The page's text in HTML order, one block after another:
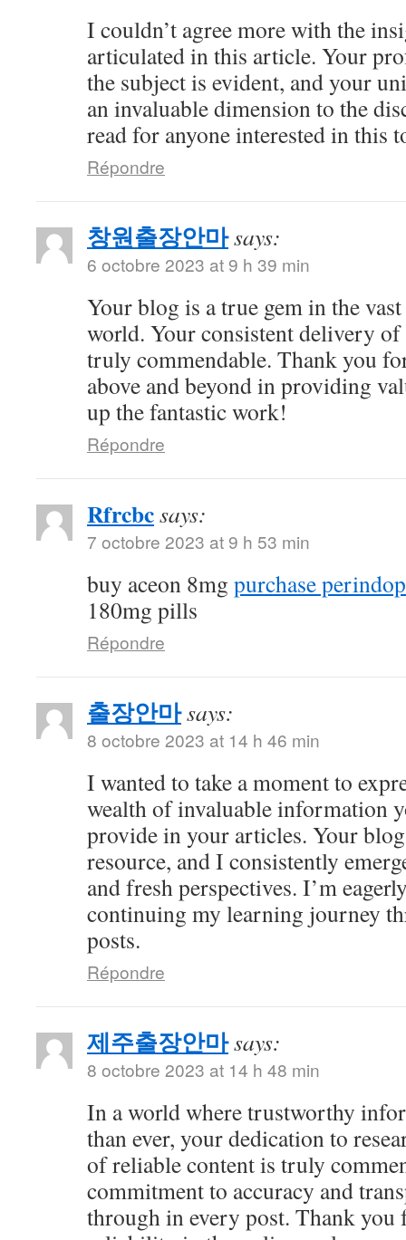
I couldn’t agree more with the
articulated in this article. Your
the subject is evident, and your
an invaluable dimension to the
read for anyone interested in this
Répondre
창원출장안마says:
6 octobre 2023 at 9 h 39 min
Your blog is a true gem in the
world. Your consistent delivery
truly commendable. Thank you
above and beyond in providing
up the fantastic work!
Répondre
Rfrcbcsays:
7 octobre 2023 at 9 h 53 min
buy aceon 8mg purchase
180mg pills
Répondre
출장안마says:
8 octobre 2023 at 14 h 46 min
I wanted to take a moment to
wealth of invaluable information
provide in your articles. Your
resource, and I consistently
and fresh perspectives. I’m
continuing my learning journey
posts.
Répondre
제주출장안마says:
8 octobre 2023 at 14 h 48 min
In a world where trustworthy
than ever, your dedication to
of reliable content is truly
commitment to accuracy and
through in every post. Thank you